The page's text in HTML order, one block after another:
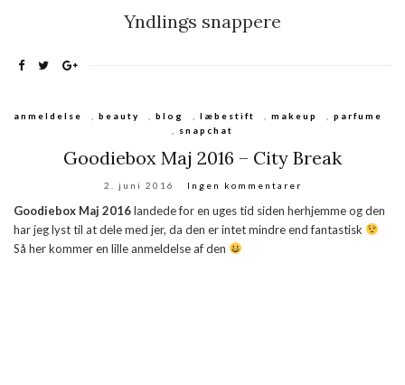
Yndlings snappere
anmeldelse beauty blog læbestift makeup
parfume
snapchat
Goodiebox Maj 2016 – City Break
2. juni 2016 Ingen kommentarer
Goodiebox Maj 2016landede for en uges tid siden herhjemme og den
har jeg lyst til at dele med jer, da den er intet mindre end fantastisk
Så her kommer en lille anmeldelse af den